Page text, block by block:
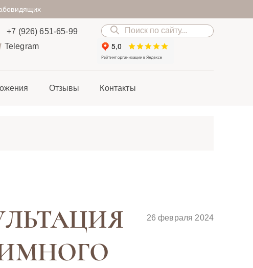
+7 (926) 651-65-99
Telegram
Отзывы Контакты
26 февраля 2024